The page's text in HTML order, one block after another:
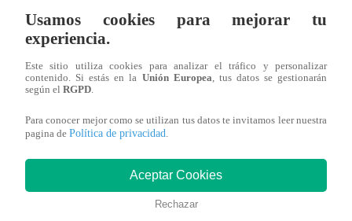
Mujeres indígenas y amazónicas del Perú
denuncian ante ONU que no se respeta su
derecho a la consulta previa
la
Usamos cookies para mejorar tu
experiencia.
Este sitio utiliza cookies para analizar el tráfico y personalizar
contenido. Si estás en la Unión Europea, tus datos se gestionarán
según el RGPD.
Para conocer mejor como se utilizan tus datos te invitamos leer nuestra
pagina de Política de privacidad.
Aceptar Cookies
Rechazar